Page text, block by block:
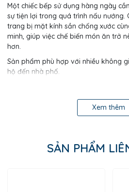
Một chiếc bếp sử dụng hàng ngày
sự tiện lợi trong quá trình nấu nướng.
trang bị mặt kính sần chống xước
minh, giúp việc chế biến món ăn trở
hơn.
Sản phẩm phù hợp với nhiều không
hộ đến nhà phố.
Chống Xước, Bo Viền
Bếp sử dụng mặt kínhELCD
bo viền nhôm 4 cạnh
giúp
Xem thêm
SẢN PHẨM